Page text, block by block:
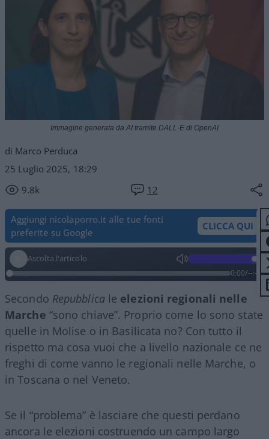
di Marco Perduca
25 Luglio 2025, 18:29
9.8k
12
Immagine generata da AI tramite DALL·E di OpenAI
Aggiungi nicolaporro.it alle tue fonti
preferite su Google
CLICCA QUI
Ascolta l'articolo
0:00/--:--
Secondo Repubblicale elezioni regionali nelle
Marche “sono chiave”. Proprio come lo sono state
quelle in Molise o in Basilicata no? Con tutto il
rispetto ma cosa vuoi che a livello nazionale ce ne
freghi di come vanno le regionali nelle Marche, o
in Toscana o nel Veneto.
Se il “problema” è lasciare che questi perdano
ancora le elezioni costruendo un campo largo